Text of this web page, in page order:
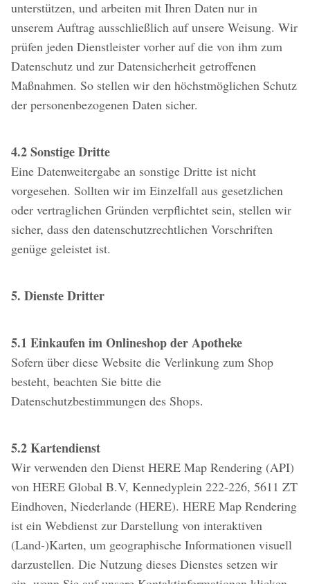
unterstützen, und arbeiten mit Ihren Daten nur in
unserem Auftrag ausschließlich auf unsere Weisung. Wir
prüfen jeden Dienstleister vorher auf die von ihm zum
Datenschutz und zur Datensicherheit getroffenen
Maßnahmen. So stellen wir den höchstmöglichen Schutz
der personenbezogenen Daten sicher.
4.2 Sonstige Dritte
Eine Datenweitergabe an sonstige Dritte ist nicht
vorgesehen. Sollten wir im Einzelfall aus gesetzlichen
oder vertraglichen Gründen verpflichtet sein, stellen wir
sicher, dass den datenschutzrechtlichen Vorschriften
genüge geleistet ist.
5. Dienste Dritter
5.1 Einkaufen im Onlineshop der Apotheke
Sofern über diese Website die Verlinkung zum Shop
besteht, beachten Sie bitte die
Datenschutzbestimmungen des Shops.
5.2 Kartendienst
Wir verwenden den Dienst HERE Map Rendering (API)
von HERE Global B.V, Kennedyplein 222-226, 5611 ZT
Eindhoven, Niederlande (HERE). HERE Map Rendering
ist ein Webdienst zur Darstellung von interaktiven
(Land-)Karten, um geographische Informationen visuell
darzustellen. Die Nutzung dieses Dienstes setzen wir